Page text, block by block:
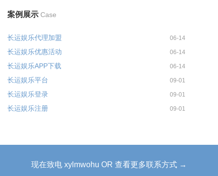
案例展示 Case
长运娱乐代理加盟 06-14
长运娱乐优惠活动 06-14
长运娱乐APP下载 06-14
长运娱乐平台 09-01
长运娱乐登录 09-01
长运娱乐注册 09-01
现在致电 xylmwohu OR 查看更多联系方式 →